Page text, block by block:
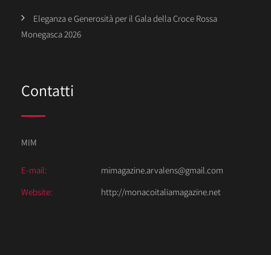
Eleganza e Generosità per il Gala della Croce Rossa
Monegasca 2026
Contatti
MIM
E-mail:
mimagazine.arvalens@gmail.com
Website:
http://monacoitaliamagazine.net